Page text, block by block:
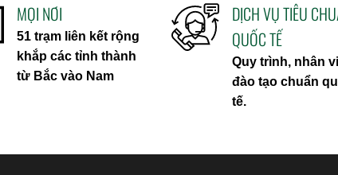
MỌI NƠI
51 trạm liên kết rộng
khắp các tỉnh thành
từ Bắc vào Nam
DỊCH VỤ TIÊU
QUỐC TẾ
Quy trình, nhân
đào tạo chuẩn
tế.